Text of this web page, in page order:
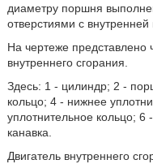
диаметру поршня
отверстиями с
На чертеже представлено
внутреннего сгорания.
Здесь: 1 - цилиндр; 2 -
кольцо; 4 - нижнее
уплотнительное кольцо; 6
канавка.
Двигатель внутреннего